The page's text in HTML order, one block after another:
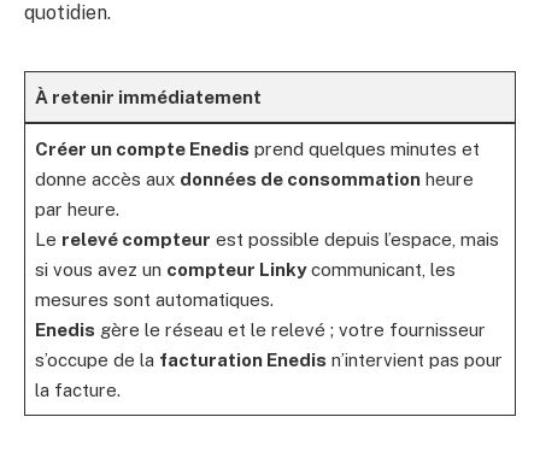
quotidien.
À retenir immédiatement
Créer un compte Enedis prend quelques minutes et
donne accès aux données de consommation heure
par heure.
Le relevé compteur est possible depuis l’espace, mais
si vous avez un compteur Linkycommunicant, les
mesures sont automatiques.
Enedis gère le réseau et le relevé ; votre fournisseur
s’occupe de la facturation Enedis n’intervient pas pour
la facture.